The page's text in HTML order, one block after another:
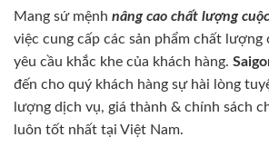
Mang sứ mệnh nâng cao chất lượng
việc cung cấp các sản phẩm chất lượng
yêu cầu khắc khe của khách hàng.
đến cho quý khách hàng sự hài lòng
lượng dịch vụ, giá thành & chính sách
luôn tốt nhất tại Việt Nam.